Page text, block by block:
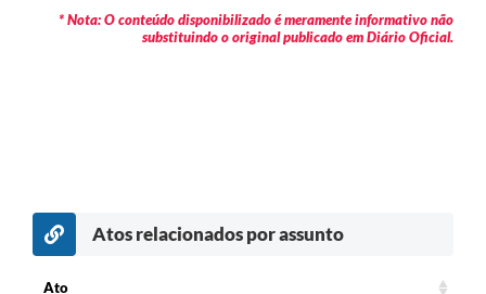
* Nota: O conteúdo disponibilizado é meramente informativo não
substituindo o original publicado em Diário Oficial.
Atos relacionados por assunto
Ato